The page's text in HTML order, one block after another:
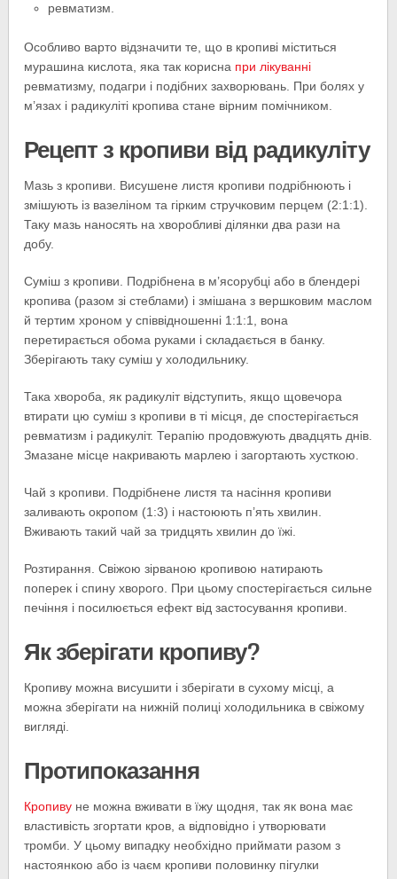
ревматизм.
Особливо варто відзначити те, що в кропиві міститься
мурашина кислота, яка так корисна при лікуванні
ревматизму, подагри і подібних захворювань. При болях у
м’язах і радикуліті кропива стане вірним помічником.
Рецепт з кропиви від радикуліту
Мазь з кропиви. Висушене листя кропиви подрібнюють і
змішують із вазеліном та гірким стручковим перцем (2:1:1).
Таку мазь наносять на хворобливі ділянки два рази на
добу.
Суміш з кропиви. Подрібнена в м’ясорубці або в блендері
кропива (разом зі стеблами) і змішана з вершковим маслом
й тертим хроном у співвідношенні 1:1:1, вона
перетирається обома руками і складається в банку.
Зберігають таку суміш у холодильнику.
Така хвороба, як радикуліт відступить, якщо щовечора
втирати цю суміш з кропиви в ті місця, де спостерігається
ревматизм і радикуліт. Терапію продовжують двадцять днів.
Змазане місце накривають марлею і загортають хусткою.
Чай з кропиви. Подрібнене листя та насіння кропиви
заливають окропом (1:3) і настоюють п’ять хвилин.
Вживають такий чай за тридцять хвилин до їжі.
Розтирання. Свіжою зірваною кропивою натирають
поперек і спину хворого. При цьому спостерігається сильне
печіння і посилюється ефект від застосування кропиви.
Як зберігати кропиву?
Кропиву можна висушити і зберігати в сухому місці, а
можна зберігати на нижній полиці холодильника в свіжому
вигляді.
Протипоказання
Кропиву не можна вживати в їжу щодня, так як вона має
властивість згортати кров, а відповідно і утворювати
тромби. У цьому випадку необхідно приймати разом з
настоянкою або із чаєм кропиви половинку пігулки